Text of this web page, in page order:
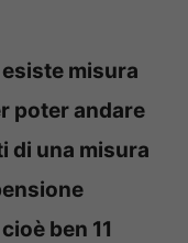
misura
poter andare
di una misura
ben 11